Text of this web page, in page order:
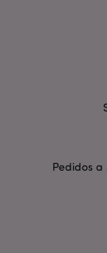
Pedidos a
Las
sesión
web no
cookies